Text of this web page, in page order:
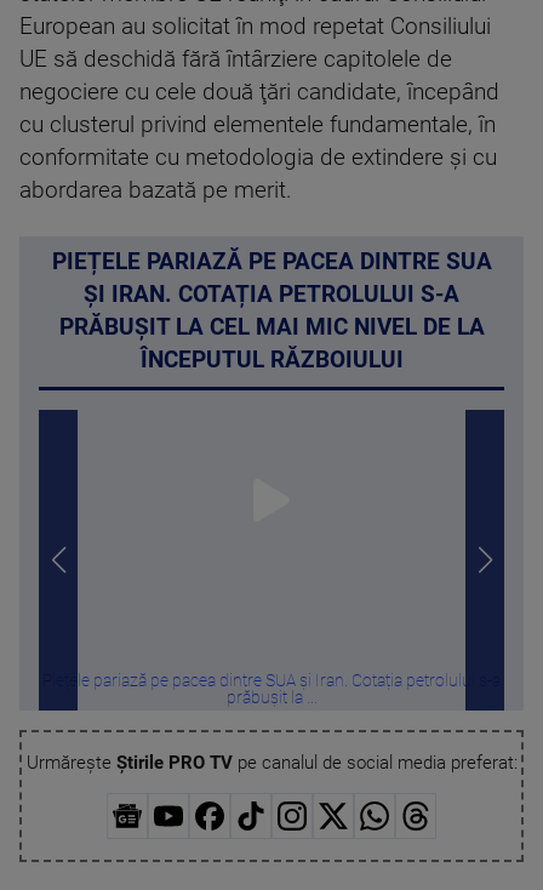
European au solicitat în mod repetat Consiliului
UE să deschidă fără întârziere capitolele de
negociere cu cele două ţări candidate, începând
cu clusterul privind elementele fundamentale, în
conformitate cu metodologia de extindere şi cu
abordarea bazată pe merit.
PIEȚELE PARIAZĂ PE PACEA DINTRE SUA
ȘI IRAN. COTAȚIA PETROLULUI S-A
PRĂBUȘIT LA CEL MAI MIC NIVEL DE LA
ÎNCEPUTUL RĂZBOIULUI
Piețele pariază pe pacea dintre SUA și Iran. Cotația petrolului s-a
prăbușit la ...
Urmărește Știrile PRO TVpe canalul de social media preferat: